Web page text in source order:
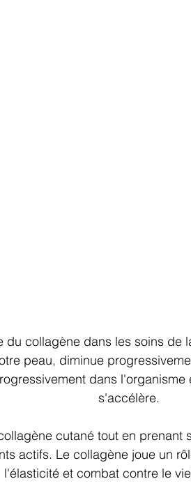
du collagène dans les soins de
peau, diminue
dans
s'accélère.
cutané tout en
actifs. Le collagène joue un
l'élasticité et combat contre le